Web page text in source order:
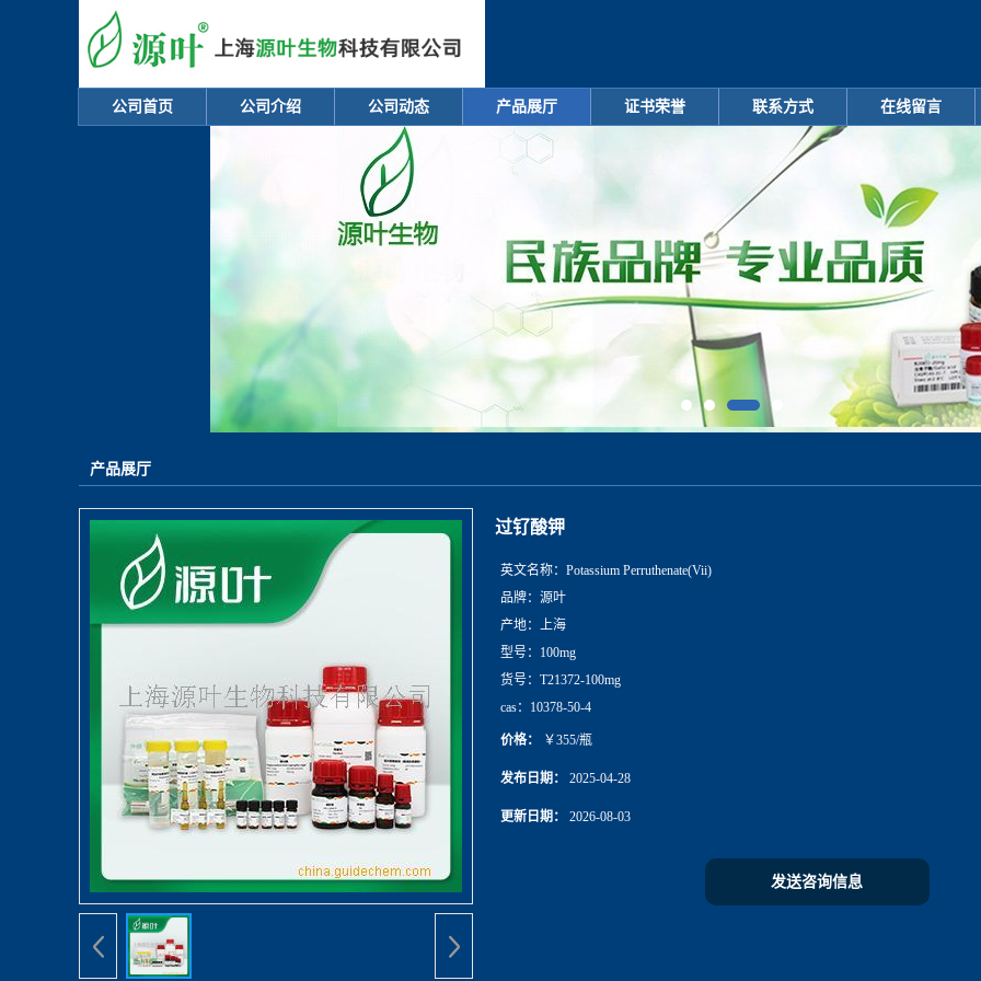
公司首页 公司介绍 公司动态 产品展厅 证书荣誉 联系方式 在线留言
产品展厅
过钌酸钾
英文名称： Potassium Perruthenate(Vii)
品牌： 源叶
产地： 上海
型号： 100mg
货号： T21372-100mg
cas： 10378-50-4
价格： ￥355/瓶
发布日期： 2025-04-28
更新日期： 2026-08-03
发送咨询信息